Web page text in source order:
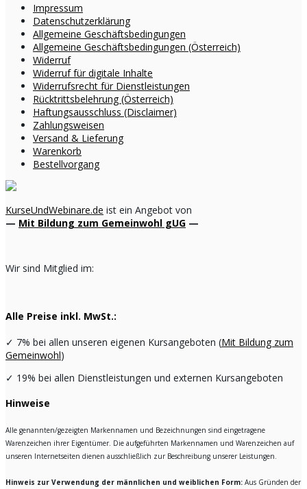
Impressum
Datenschutzerklärung
Allgemeine Geschäftsbedingungen
Allgemeine Geschäftsbedingungen (Österreich)
Widerruf
Widerruf für digitale Inhalte
Widerrufsrecht für Dienstleistungen
Rücktrittsbelehrung (Österreich)
Haftungsausschluss (Disclaimer)
Zahlungsweisen
Versand & Lieferung
Warenkorb
Bestellvorgang
KurseUndWebinare.de ist ein Angebot von
— Mit Bildung zum Gemeinwohl gUG —
Wir sind Mitglied im:
Alle Preise inkl. MwSt.:
✓ 7% bei allen unseren eigenen Kursangeboten (Mit Bildung zum
Gemeinwohl)
✓ 19% bei allen Dienstleistungen und externen Kursangeboten
Hinweise
Alle genannten/gezeigten Markennamen und Bezeichnungen sind eingetragene
Warenzeichen ihrer Eigentümer. Die aufgeführten Markennamen und Warenzeichen auf
unseren Internetseiten dienen ausschließlich zur Beschreibung unserer Leistungen.
Hinweis zur Verwendung der männlichen und weiblichen Form: Aus Gründen der